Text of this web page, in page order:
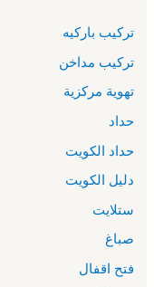
تركيب باركيه
تركيب مداخن
تهوية مركزية
حداد
حداد الكويت
دليل الكويت
ستلايت
صباغ
فتح اقفال